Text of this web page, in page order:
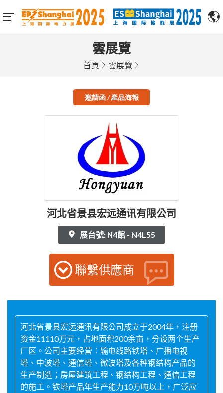
雲展覽
首頁 雲展覽
邀請函 / 產品海報
河北省景县宏远通讯有限公司
展台號: N4館 - N4L55
聯繫供應商
河北省景县宏远通讯有限公司成立于2004年，注册
资金11110万元，占地面积200余亩，分设两个生产
厂区。公司主要经营：输电线路铁塔、广播电视
塔、中波塔、通信塔、微波塔及各种钢结构产品的
生产制造；房屋建筑工程、钢结构工程、通信工程
的施工。铁塔产品年生产能力10万吨以上，广泛应